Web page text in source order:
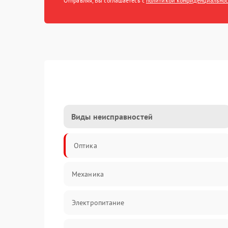
Виды неисправностей
Оптика
Механика
Электропитание